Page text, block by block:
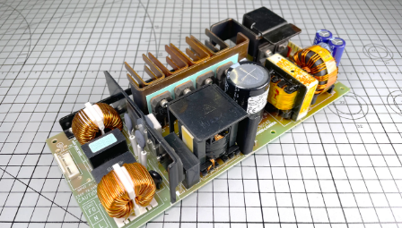
COMPANY PROFILE
会社情報
SERVICE
サービス内容
INTERVIEW
お客様インタビュー
RECRUIT